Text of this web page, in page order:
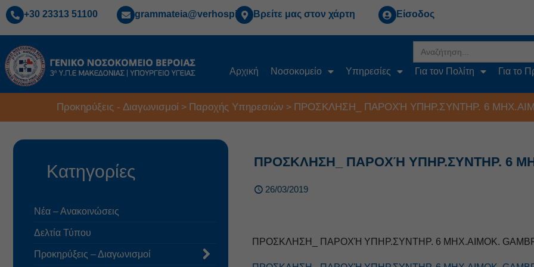
+30 23313 51100 grammateia@verhospi.gr Βρείτε μας στον χάρτη Είσοδος
for:
Αρχική Νοσοκομείο Υπηρεσίες Για τον Πολίτη Για το
Προκηρύξεις - Διαγωνισμοί > Παροχής Υπηρεσιών > ΠΡΟΣΚΛΗΣΗ_ ΠΑΡΟΧΉ ΥΠΗΡ.ΣΥΝΤΗΡ. 6
ΠΡΟΣΚΛΗΣΗ_ ΠΑΡΟΧΉ ΥΠΗΡ.ΣΥΝΤΗΡ. 6
26/03/2019
ΠΡΟΣΚΛΗΣΗ_ ΠΑΡΟΧΉ ΥΠΗΡ.ΣΥΝΤΗΡ. 6 ΜΗΧ.ΑΙΜΟΚ.
Κατηγορίες
Νέα – Ανακοινώσεις
Δελτία Τύπου
Προκηρύξεις – Διαγωνισμοί